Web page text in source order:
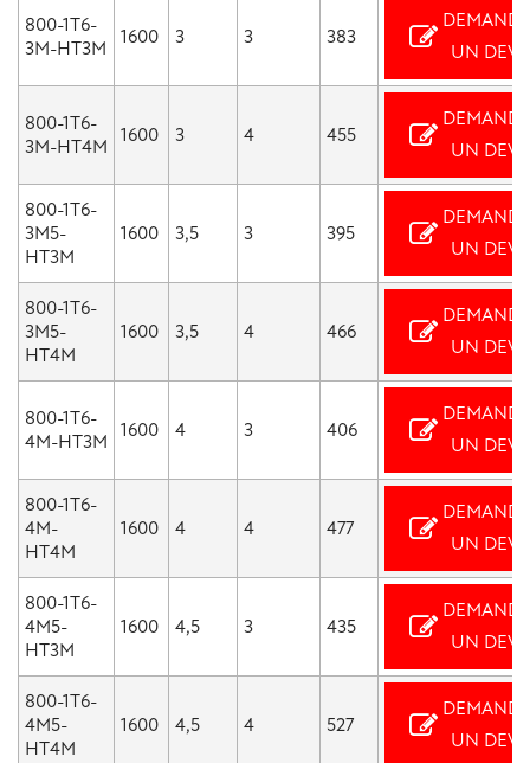
800-1T6-
3M-HT3M
1600 3 3 383
UN
800-1T6-
3M-HT4M 1600 3 4 455
UN
800-1T6-
3M5-
HT3M
1600 3,5 3 395
UN
800-1T6-
3M5-
HT4M
1600 3,5 4 466
UN
800-1T6-
4M-HT3M 1600 4 3 406
UN
800-1T6-
4M-
HT4M
1600 4 4 477
UN
800-1T6-
4M5-
HT3M
1600 4,5 3 435
UN
800-1T6-
4M5-
HT4M
1600 4,5 4 527
UN